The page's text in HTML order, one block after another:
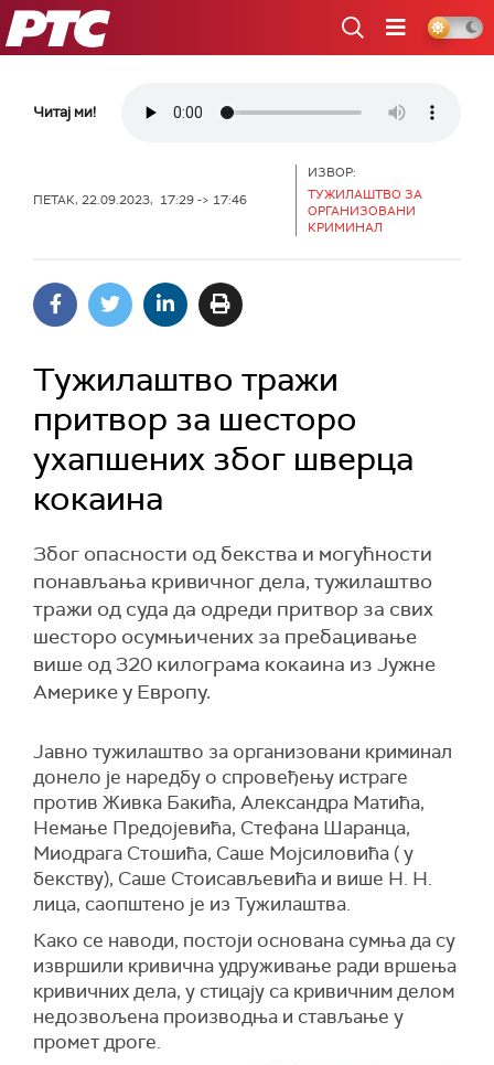
РТС
Читај ми!
ПЕТАК, 22.09.2023, 17:29 -> 17:46
ИЗВОР:
ТУЖИЛАШТВО ЗА
ОРГАНИЗОВАНИ
КРИМИНАЛ
Тужилаштво тражи
притвор за шесторо
ухапшених због шверца
кокаина
Због опасности од бекства и могућности
понављања кривичног дела, тужилаштво
тражи од суда да одреди притвор за свих
шесторо осумњичених за пребацивање
више од 320 килограма кокаина из Јужне
Америке у Европу.
Јавно тужилаштво за организовани криминал
донело је наредбу о спровеђењу истраге
против Живка Бакића, Александра Матића,
Немање Предојевића, Стефана Шаранца,
Миодрага Стошића, Саше Мојсиловића ( у
бекству), Саше Стоисављевића и више Н. Н.
лица, саопштено је из Тужилаштва.
Како се наводи, постоји основана сумња да су
извршили кривична удруживање ради вршења
кривичних дела, у стицају са кривичним делом
недозвољена производња и стављање у
промет дроге.